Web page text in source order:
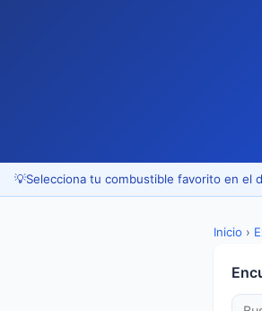
💡Selecciona tu combustible favorito en el
Inicio ›